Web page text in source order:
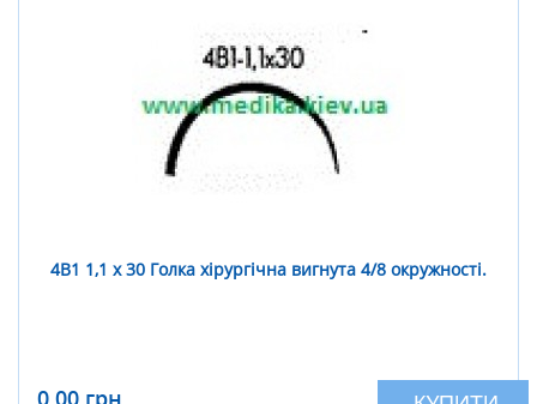
4В1 1,1 х 30 Голка хірургічна вигнута 4/8 окружності.
0,00 грн